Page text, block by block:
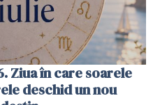
Ziua în care soarele
deschid un nou